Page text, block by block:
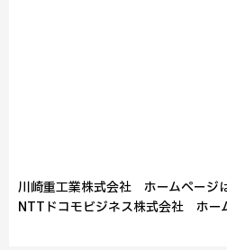
川崎重工業株式会社 ホームページ
NTTドコモビジネス株式会社 ホー